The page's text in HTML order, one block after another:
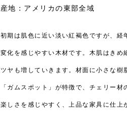
産地：アメリカの東部全域
初期は肌色に近い淡い紅褐色ですが、経
変化を感じやすい木材です。木肌はきめ
ツヤも増していきます。材面に小さな樹
「ガムスポット」が特徴で、チェリー材
楽しさを感じやすく、上品な家具に仕上